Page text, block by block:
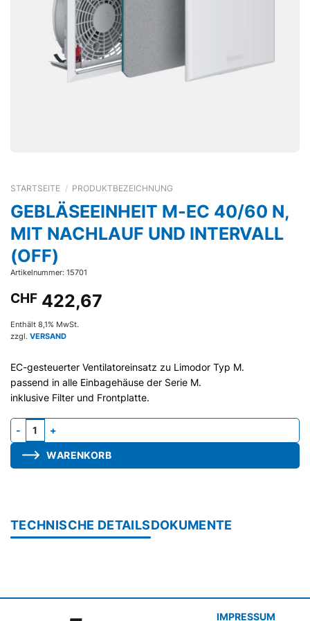
STARTSEITE / PRODUKTBEZEICHNUNG
GEBLÄSEEINHEIT M-EC 40/60 N,
MIT NACHLAUF UND INTERVALL
(OFF)
Artikelnummer: 15701
CHF 422,67
Enthält 8,1% MwSt.
zzgl. VERSAND
EC-gesteuerter Ventilatoreinsatz zu Limodor Typ M.
passend in alle Einbagehäuse der Serie M.
inklusive Filter und Frontplatte.
Gebläseeinheit M-EC 40/60 N, mit Nachlauf und Intervall (OFF)
WARENKORB
TECHNISCHE DETAILSDOKUMENTE
IMPRESSUM